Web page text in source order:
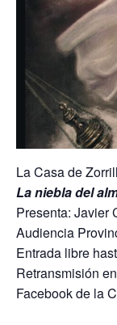
La Casa de
La niebla del
Presenta: Javier
Audiencia
Entrada libre
Retransmisión
Facebook de la